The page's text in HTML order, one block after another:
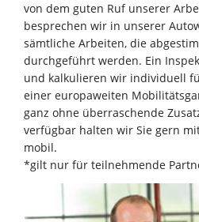
von dem guten Ruf unserer
besprechen wir in unserer
sämtliche Arbeiten, die
durchgeführt werden. Ein
und kalkulieren wir individuell
einer europaweiten
ganz ohne überraschende
verfügbar halten wir Sie gern
mobil.
*gilt nur für teilnehmende